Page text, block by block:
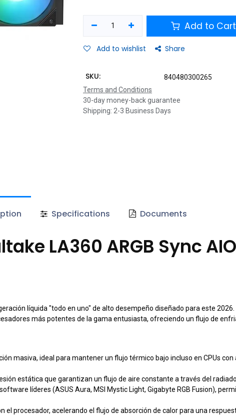
Add to Cart
Add to wishlist Share
SKU:
840480300265
Terms and Conditions
30-day money-back guarantee
Shipping: 2-3 Business Days
Specifications Documents
LA360 ARGB Sync
líquida "todo en uno" de alto desempeño diseñado para este 2026.
más potentes de la gama entusiasta, ofreciendo un flujo de
masiva, ideal para mantener un flujo térmico bajo incluso en CPUs
estática que garantizan un flujo de aire constante a través del
líderes (ASUS Aura, MSI Mystic Light, Gigabyte RGB Fusion),
el procesador, acelerando el flujo de absorción de calor para una